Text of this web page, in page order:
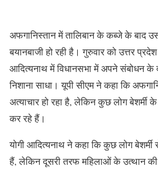
अफगानिस्तान में तालिबान के कब्जे के बाद
बयानबाजी हो रही है। गुरुवार को उत्तर
आदित्यनाथ में विधानसभा में अपने संबोधन के
निशाना साधा। यूपी सीएम ने कहा कि
अत्याचार हो रहा है, लेकिन कुछ लोग बेशर्मी
कर रहे हैं।
योगी आदित्यनाथ ने कहा कि कुछ लोग
हैं, लेकिन दूसरी तरफ महिलाओं के उत्थान